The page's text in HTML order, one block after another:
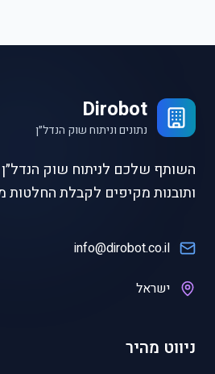
Dirobot
נתונים וניתוח שוק הנדל״ן
השותף שלכם לניתוח שוק הנדל״ן
ותובנות מקיפים לקבלת החלטות
info@dirobot.co.il
ישראל
ניווט מהיר